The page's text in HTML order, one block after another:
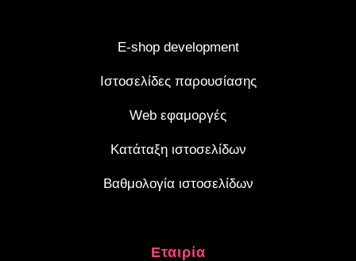
E-shop development
Ιστοσελίδες παρουσίασης
Web εφαμοργές
Κατάταξη ιστοσελίδων
Βαθμολογία ιστοσελίδων
Eταιρία